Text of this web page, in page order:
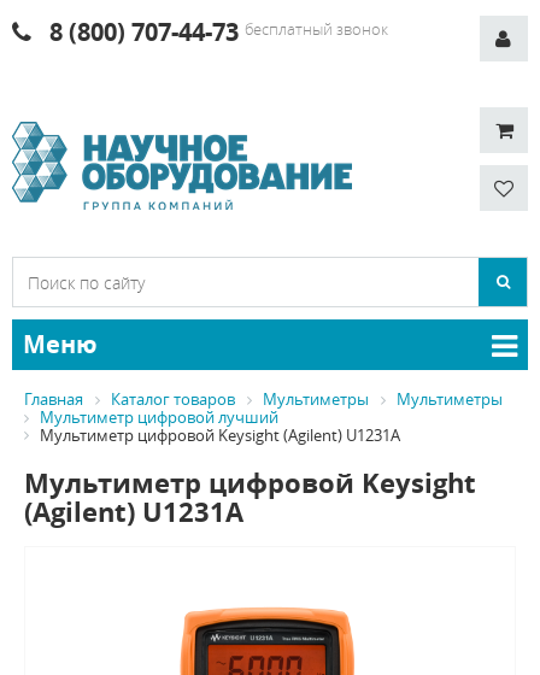
8 (800) 707-44-73 бесплатный звонок
Меню
Главная Каталог товаров Мультиметры
Мультиметры
Мультиметр цифровой лучший
Мультиметр цифровой Keysight (Agilent) U1231A
Мультиметр цифровой Keysight
(Agilent) U1231A